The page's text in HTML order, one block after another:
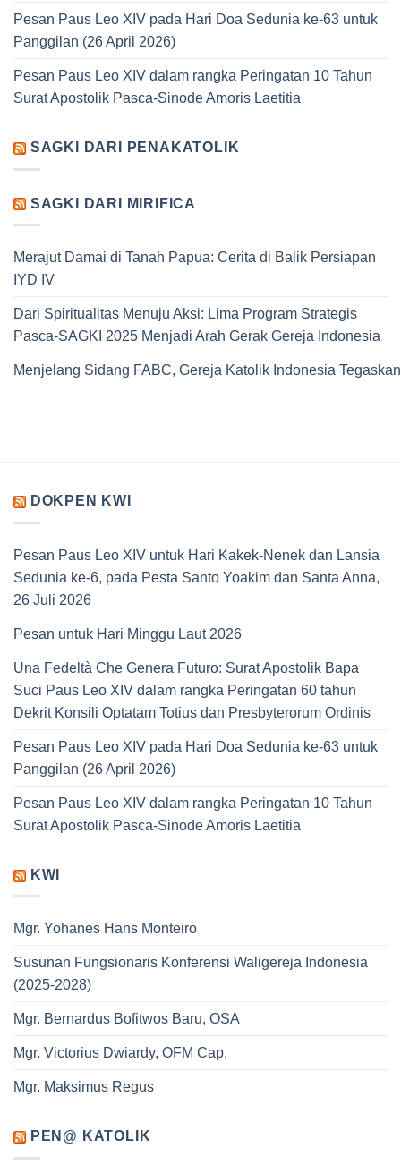
Pesan Paus Leo XIV pada Hari Doa Sedunia ke-63 untuk
Panggilan (26 April 2026)
Pesan Paus Leo XIV dalam rangka Peringatan 10 Tahun
Surat Apostolik Pasca-Sinode Amoris Laetitia
SAGKI DARI PENAKATOLIK
SAGKI DARI MIRIFICA
Merajut Damai di Tanah Papua: Cerita di Balik Persiapan
IYD IV
Dari Spiritualitas Menuju Aksi: Lima Program Strategis
Pasca-SAGKI 2025 Menjadi Arah Gerak Gereja Indonesia
Menjelang Sidang FABC, Gereja Katolik Indonesia
DOKPEN KWI
Pesan Paus Leo XIV untuk Hari Kakek-Nenek dan Lansia
Sedunia ke-6, pada Pesta Santo Yoakim dan Santa Anna,
26 Juli 2026
Pesan untuk Hari Minggu Laut 2026
Una Fedeltà Che Genera Futuro: Surat Apostolik Bapa
Suci Paus Leo XIV dalam rangka Peringatan 60 tahun
Dekrit Konsili Optatam Totius dan Presbyterorum Ordinis
Pesan Paus Leo XIV pada Hari Doa Sedunia ke-63 untuk
Panggilan (26 April 2026)
Pesan Paus Leo XIV dalam rangka Peringatan 10 Tahun
Surat Apostolik Pasca-Sinode Amoris Laetitia
KWI
Mgr. Yohanes Hans Monteiro
Susunan Fungsionaris Konferensi Waligereja Indonesia
(2025-2028)
Mgr. Bernardus Bofitwos Baru, OSA
Mgr. Victorius Dwiardy, OFM Cap.
Mgr. Maksimus Regus
PEN@ KATOLIK